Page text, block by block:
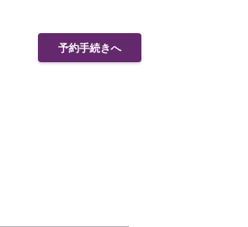
予約手続きへ